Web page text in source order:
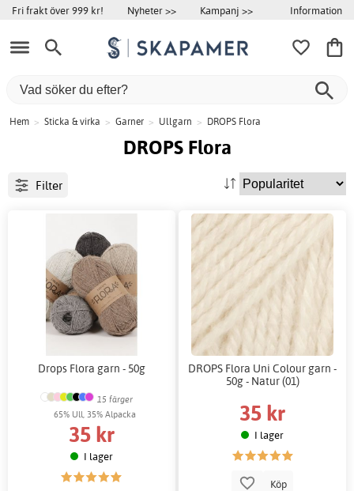
Fri frakt över 999 kr! Nyheter >> Kampanj >> Information
Hem > Sticka & virka > Garner > Ullgarn > DROPS Flora
DROPS Flora
Filter
Drops Flora garn - 50g
15 färger
65% Ull, 35% Alpacka
35 kr
I lager
DROPS Flora Uni Colour garn -
50g - Natur (01)
35 kr
I lager
Köp